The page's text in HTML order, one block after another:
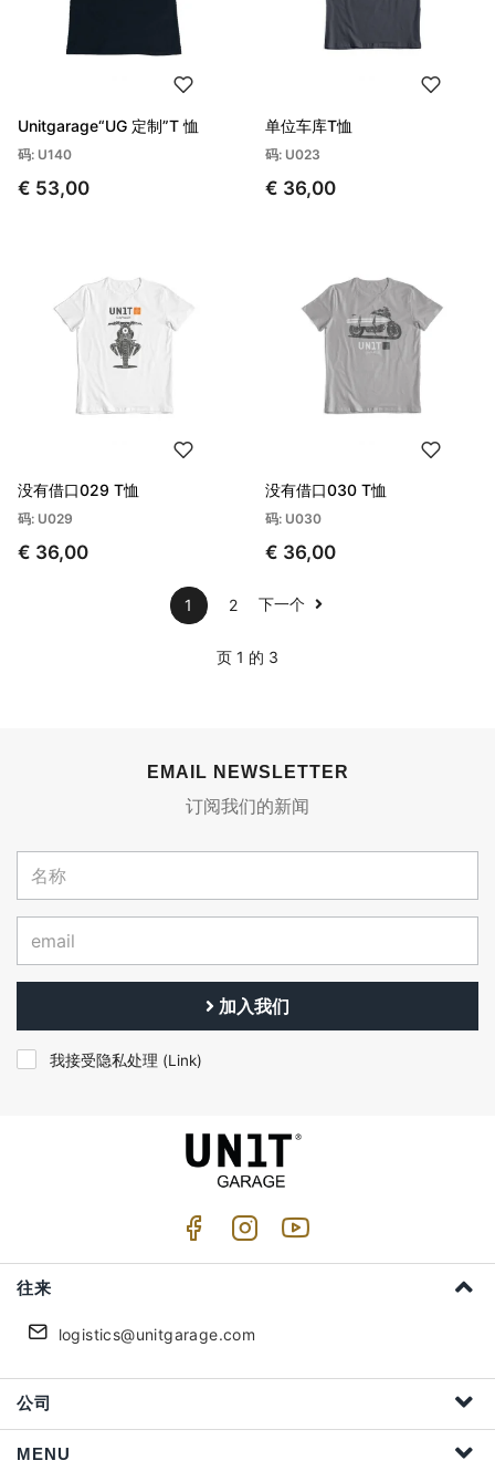
Unitgarage“UG 定制”T 恤
码: U140
€ 53,00
单位车库T恤
码: U023
€ 36,00
没有借口029 T恤
码: U029
€ 36,00
没有借口030 T恤
码: U030
€ 36,00
1 2 下一个
页 1 的 3
EMAIL NEWSLETTER
订阅我们的新闻
加入我们
我接受隐私处理 (Link)
往来
logistics@unitgarage.com
公司
MENU